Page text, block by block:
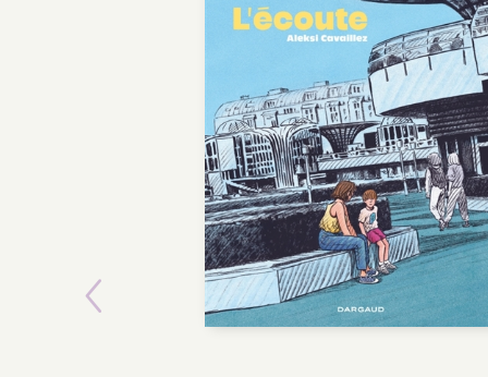
POCHE
Previous